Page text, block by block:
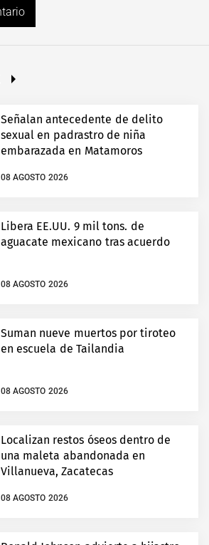
Señalan antecedente de delito
sexual en padrastro de niña
embarazada en Matamoros
08 AGOSTO 2026
Libera EE.UU. 9 mil tons. de
aguacate mexicano tras acuerdo
08 AGOSTO 2026
Suman nueve muertos por tiroteo
en escuela de Tailandia
08 AGOSTO 2026
Localizan restos óseos dentro de
una maleta abandonada en
Villanueva, Zacatecas
08 AGOSTO 2026